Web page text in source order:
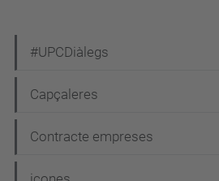
a
v
g
#UPCDiàlegs
Capçaleres
Contracte empreses